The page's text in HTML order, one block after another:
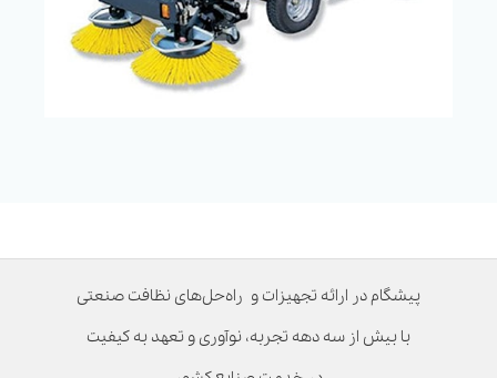
پیشگام در ارائه تجهیزات و راه‌حل‌های نظافت صنعتی
با بیش از سه دهه تجربه، نوآوری و تعهد به کیفیت